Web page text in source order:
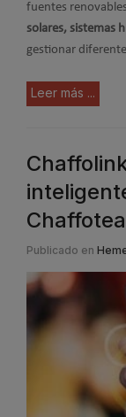
fuentes
solares, sistemas
gestionar
Leer más ...
Publicado en